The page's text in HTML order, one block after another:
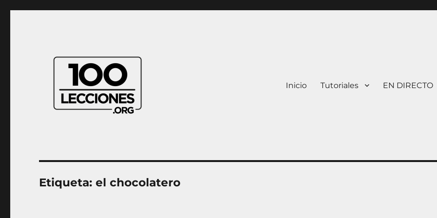
Inicio Tutoriales EN DIRECTO
Etiqueta:el chocolatero